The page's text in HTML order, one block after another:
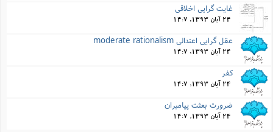
غایت گرایی اخلاقی
24 آبان 1393, 14:7
عقل گرایی اعتدالی moderate rationalism
24 آبان 1393, 14:7
کفر
24 آبان 1393, 14:7
ضرورت بعثت پیامبران
24 آبان 1393, 14:7